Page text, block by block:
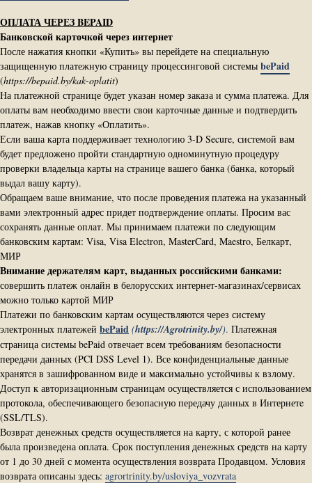
ОПЛАТА ЧЕРЕЗ BEPAID
Банковской карточкой через интернет
После нажатия кнопки «Купить» вы перейдете на специальную
защищенную платежную страницу процессинговой системы bePaid
(https://bepaid.by/kak-oplatit)
На платежной странице будет указан номер заказа и сумма платежа. Для
оплаты вам необходимо ввести свои карточные данные и подтвердить
платеж, нажав кнопку «Оплатить».
Если ваша карта поддерживает технологию 3-D Secure, системой вам
будет предложено пройти стандартную одноминутную процедуру
проверки владельца карты на странице вашего банка (банка, который
выдал вашу карту).
Обращаем ваше внимание, что после проведения платежа на указанный
вами электронный адрес придет подтверждение оплаты. Просим вас
сохранять данные оплат. Мы принимаем платежи по следующим
банковским картам: Visa, Visa Electron, MasterCard, Maestro, Белкарт,
МИР
Внимание держателям карт, выданных российскими банками:
совершить платеж онлайн в белорусских интернет-магазинах/сервисах
можно только картой МИР
Платежи по банковским картам осуществляются через систему
электронных платежей bePaid (https://Agrotrinity.by/). Платежная
страница системы bePaid отвечает всем требованиям безопасности
передачи данных (PCI DSS Level 1). Все конфиденциальные данные
хранятся в зашифрованном виде и максимально устойчивы к взлому.
Доступ к авторизационным страницам осуществляется с использованием
протокола, обеспечивающего безопасную передачу данных в Интернетe
(SSL/TLS).
Возврат денежных средств осуществляется на карту, с которой ранее
была произведена оплата. Срок поступления денежных средств на карту
от 1 до 30 дней с момента осуществления возврата Продавцом. Условия
возврата описаны здесь: agrortrinity.by/usloviya_vozvrata